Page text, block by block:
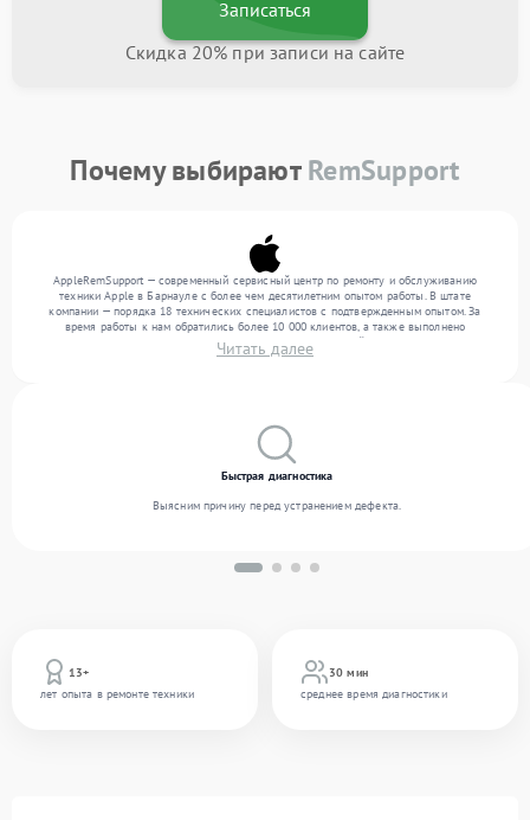
Записаться
Скидка 20% при записи на сайте
Почему выбираютRemSupport
AppleRemSupport — современный сервисный центр по ремонту и обслуживанию
техники Apple в Барнауле с более чем десятилетним опытом работы. В штате
компании — порядка 18 технических специалистов с подтвержденным опытом. За
время работы к нам обратились более 10 000 клиентов, а также выполнено
выполнено более 12 000 ремонтов. Ежемесячно в сервисный центр поступает более
300 устройств, включая , , . Мы устраняем поломки любой сложности и гарантируем
Читать далее
13+
лет опыта в ремонте техники
30 мин
среднее время диагностики
Быстрая диагностика
Выясним причину перед устранением дефекта.